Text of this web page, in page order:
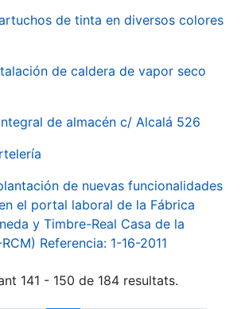
de tinta en diversos colores
de caldera de vapor seco
de almacén c/ Alcalá 526
de nuevas funcionalidades
el portal laboral de la Fábrica
y Timbre-Real Casa de la
Referencia: 1-16-2011
141 - 150 de 184 resultats.